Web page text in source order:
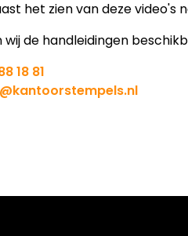
het zien van deze video's
wij de handleidingen
18 81